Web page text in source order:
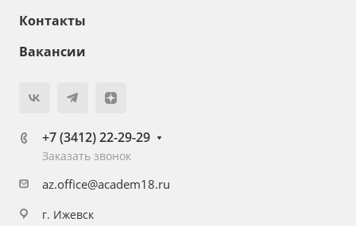
Контакты
Вакансии
+7 (3412) 22-29-29
Заказать звонок
az.office@academ18.ru
г. Ижевск